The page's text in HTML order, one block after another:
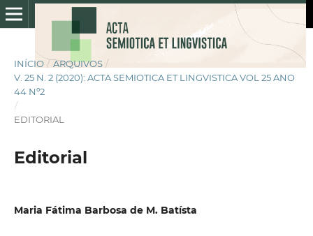
INÍCIO / ARQUIVOS /
V. 25 N. 2 (2020): ACTA SEMIOTICA ET LINGVISTICA VOL 25 ANO
44 Nº2
/
EDITORIAL
Editorial
Maria Fátima Barbosa de M. Batísta